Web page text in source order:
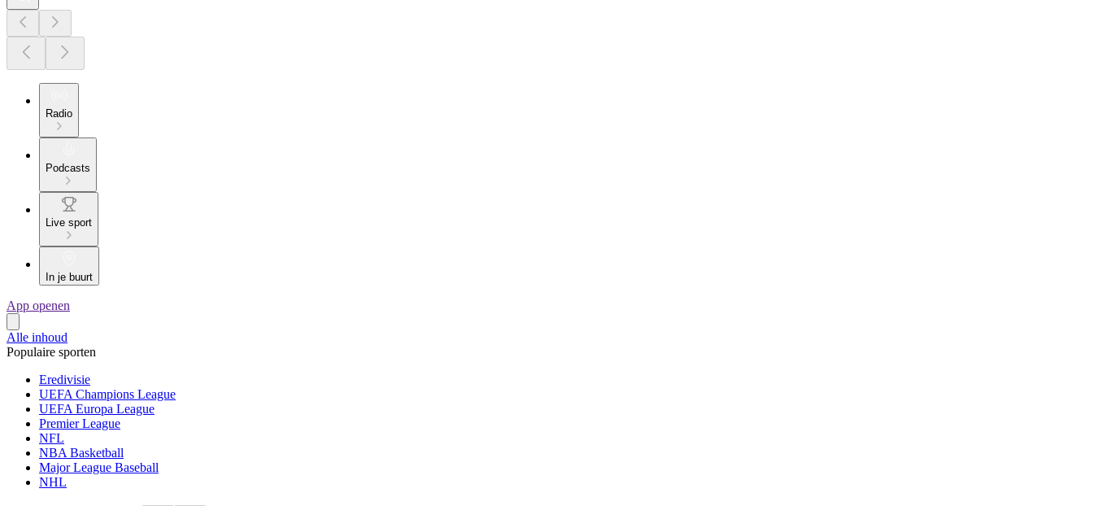
Radio
Podcasts
Live sport
In je buurt
App openen
Alle inhoud
Populaire sporten
Eredivisie
UEFA Champions League
UEFA Europa League
Premier League
NFL
NBA Basketball
Major League Baseball
NHL